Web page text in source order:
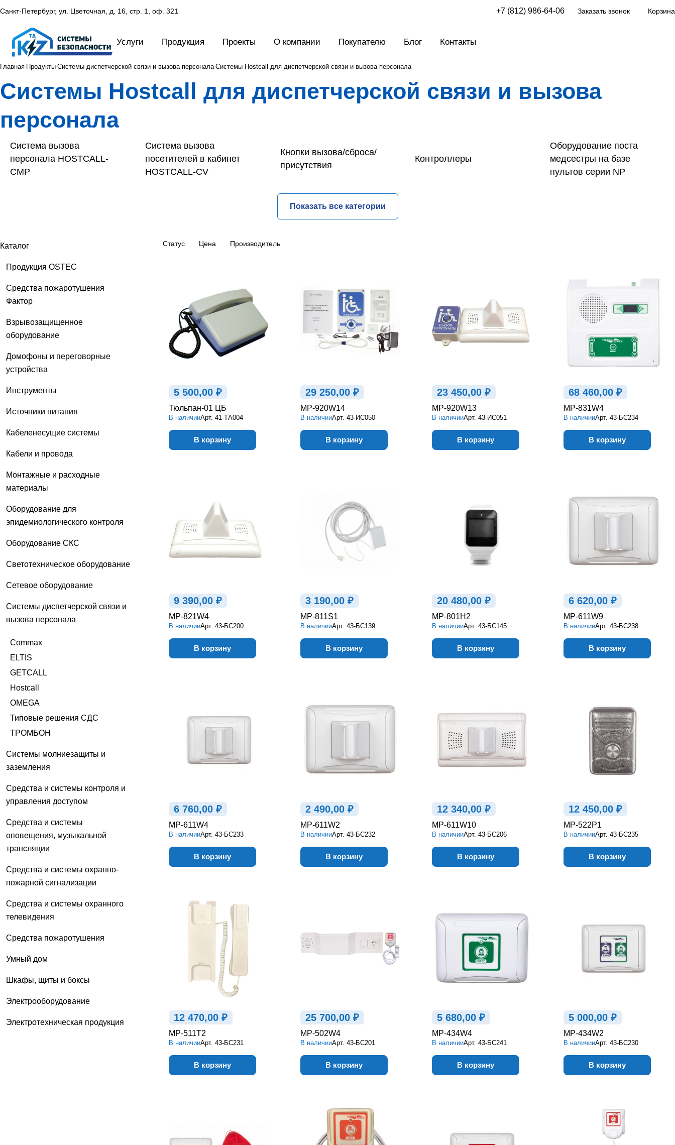
Санкт-Петербург, ул. Цветочная, д. 16, стр. 1, оф. 321 +7 (812) 986-64-06 Заказать звонок Корзина
Услуги Продукция Проекты О компании Покупателю Блог Контакты
Главная Продукты Системы диспетчерской связи и вызова персонала Системы Hostcall для диспетчерской связи и вызова персонала
Системы Hostcall для диспетчерской связи и вызова
персонала
Cистема вызова
персонала HOSTCALL-
CMP
Cистема вызова
посетителей в кабинет
HOSTCALL-CV
Кнопки вызова/сброса/
присутствия
Контроллеры
Оборудование поста
медсестры на базе
пультов серии NP
Система вызова
персонала HOSTCALL-TM
программе «Доступная среда»
Показать все категории
Статус Цена Производитель
5 500,00 ₽
Тюльпан-01 ЦБ
В наличииАрт. 41-ТА004
В корзину
29 250,00 ₽
MP-920W14
В наличииАрт. 43-ИС050
В корзину
23 450,00 ₽
MP-920W13
В наличииАрт. 43-ИС051
В корзину
68 460,00 ₽
MP-831W4
В наличииАрт. 43-БС234
В корзину
9 390,00 ₽
MP-821W4
В наличииАрт. 43-БС200
В корзину
3 190,00 ₽
MP-811S1
В наличииАрт. 43-БС139
В корзину
20 480,00 ₽
MP-801H2
В наличииАрт. 43-БС145
В корзину
6 620,00 ₽
MP-611W9
В наличииАрт. 43-БС238
В корзину
6 760,00 ₽
MP-611W4
В наличииАрт. 43-БС233
В корзину
2 490,00 ₽
MP-611W2
В наличииАрт. 43-БС232
В корзину
12 340,00 ₽
MP-611W10
В наличииАрт. 43-БС206
В корзину
12 450,00 ₽
MP-522P1
В наличииАрт. 43-БС235
В корзину
12 470,00 ₽
MP-511T2
В наличииАрт. 43-БС231
В корзину
25 700,00 ₽
MP-502W4
В наличииАрт. 43-БС201
В корзину
5 680,00 ₽
MP-434W4
В наличииАрт. 43-БС241
В корзину
5 000,00 ₽
MP-434W2
В наличииАрт. 43-БС230
В корзину
Каталог
Продукция OSTEC
Средства пожаротушения
Фактор
Взрывозащищенное
оборудование
Домофоны и переговорные
устройства
Инструменты
Источники питания
Кабеленесущие системы
Кабели и провода
Монтажные и расходные
материалы
Оборудование для
эпидемиологического контроля
Оборудование СКС
Светотехническое оборудование
Сетевое оборудование
Системы диспетчерской связи и
вызова персонала
Commax
ELTIS
GETCALL
Hostcall
OMEGA
Типовые решения СДС
ТРОМБОН
Системы молниезащиты и
заземления
Средства и системы контроля и
управления доступом
Средства и системы
оповещения, музыкальной
трансляции
Средства и системы охранно-
пожарной сигнализации
Средства и системы охранного
телевидения
Средства пожаротушения
Умный дом
Шкафы, щиты и боксы
Электрооборудование
Электротехническая продукция